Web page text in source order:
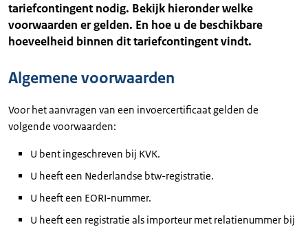
tariefcontingent nodig. Bekijk hieronder welke
voorwaarden er gelden. En hoe u de beschikbare
hoeveelheid binnen dit tariefcontingent vindt.
Algemene voorwaarden
Voor het aanvragen van een invoercertificaat gelden de
volgende voorwaarden:
U bent ingeschreven bij KVK.
U heeft een Nederlandse btw-registratie.
U heeft een EORI-nummer.
U heeft een registratie als importeur met relatienummer bij